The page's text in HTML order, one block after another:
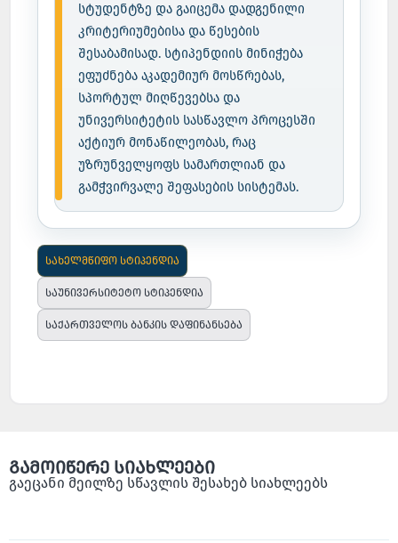
სტუდენტზე და გაიცემა დადგენილი
კრიტერიუმებისა და წესების
შესაბამისად. სტიპენდიის მინიჭება
ეფუძნება აკადემიურ მოსწრებას,
სპორტულ მიღწევებსა და
უნივერსიტეტის სასწავლო პროცესში
აქტიურ მონაწილეობას, რაც
უზრუნველყოფს სამართლიან და
გამჭვირვალე შეფასების სისტემას.
სახელმწიფო სტიპენდია
საუნივერსიტეტო სტიპენდია
საქართველოს ბანკის დაფინანსება
გამოიწერე სიახლეები
გაეცანი მეილზე სწავლის შესახებ სიახლეებს